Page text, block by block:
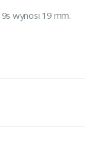
wynosi 19 mm.